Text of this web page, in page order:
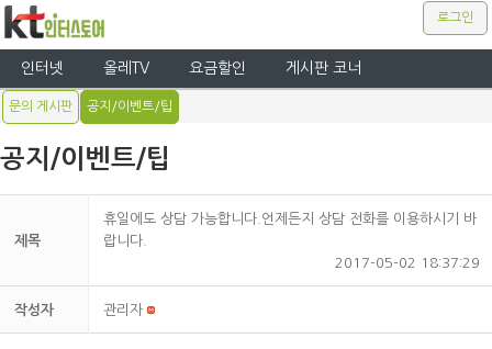
로그인
인터넷 올레TV 요금할인 게시판 코너
문의 게시판 공지/이벤트/팁
공지/이벤트/팁
제목
휴일에도 상담 가능합니다.언제든지 상담 전화를 이용하시기 바
랍니다.
2017-05-02 18:37:29
작성자 관리자